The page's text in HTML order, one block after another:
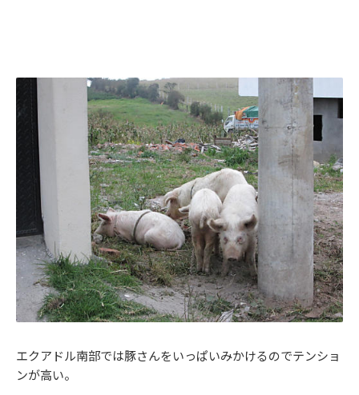
エクアドル南部では豚さんをいっぱいみかけるのでテンショ
ンが高い。